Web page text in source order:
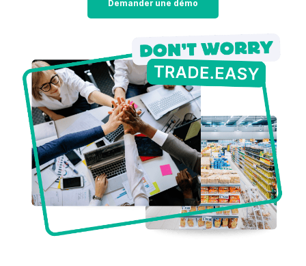
Demander une démo